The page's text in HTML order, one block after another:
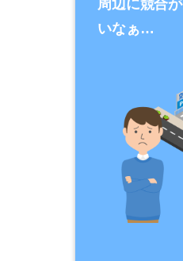
周辺に競合
いなぁ…